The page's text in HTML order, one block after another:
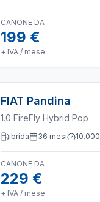
CANONE DA
199 €
+ IVA / mese
FIAT Pandina
1.0 FireFly Hybrid Pop
ibrida 36 mesi 10.000
CANONE DA
229 €
+ IVA / mese